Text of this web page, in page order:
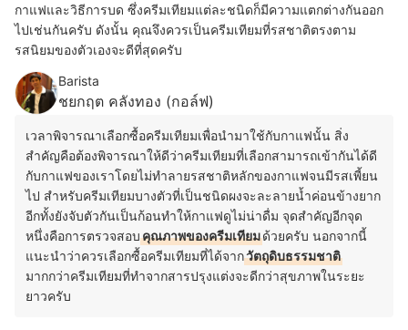
กาแฟและวิธีการบด ซึ่งครีมเทียมแต่ละชนิดก็มีความแตกต่างกันออก
ไปเช่นกันครับ ดังนั้น คุณจึงควรเป็นครีมเทียมที่รสชาติตรงตาม
รสนิยมของตัวเองจะดีที่สุดครับ
Barista
ชยกฤต คลังทอง (กอล์ฟ)
เวลาพิจารณาเลือกซื้อครีมเทียมเพื่อนำมาใช้กับกาแฟนั้น สิ่ง
สำคัญคือต้องพิจารณาให้ดีว่าครีมเทียมที่เลือกสามารถเข้ากันได้ดี
กับกาแฟของเราโดยไม่ทำลายรสชาติหลักของกาแฟจนมีรสเพี้ยน
ไป สำหรับครีมเทียมบางตัวที่เป็นชนิดผงจะละลายน้ำค่อนข้างยาก
อีกทั้งยังจับตัวกันเป็นก้อนทำให้กาแฟดูไม่น่าดื่ม จุดสำคัญอีกจุด
หนึ่งคือการตรวจสอบคุณภาพของครีมเทียมด้วยครับ นอกจากนี้
แนะนำว่าควรเลือกซื้อครีมเทียมที่ได้จากวัตถุดิบธรรมชาติ
มากกว่าครีมเทียมที่ทำจากสารปรุงแต่งจะดีกว่าสุขภาพในระยะ
ยาวครับ